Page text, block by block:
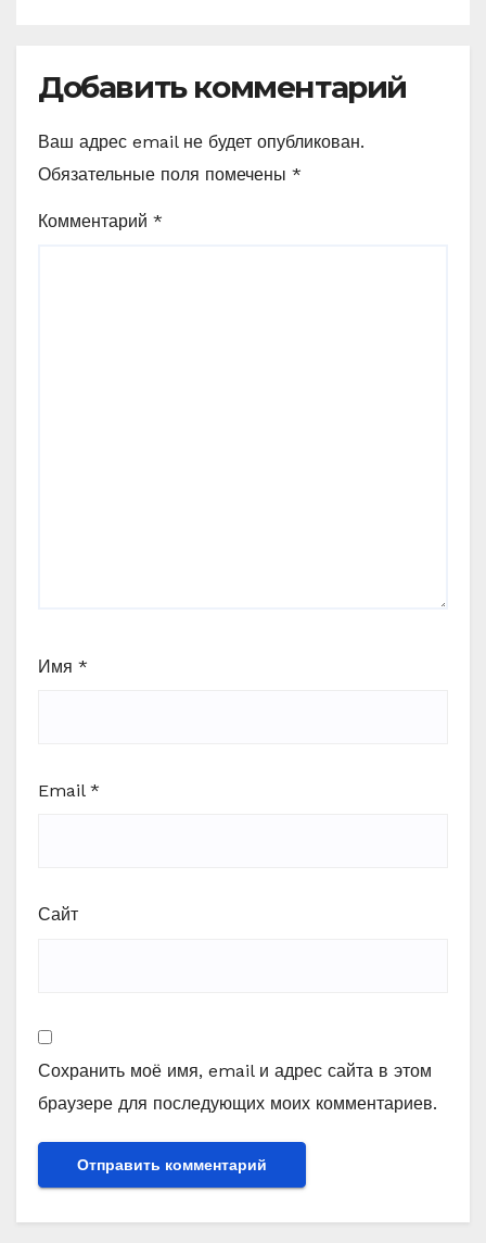
Добавить комментарий
Ваш адрес email не будет опубликован.
Обязательные поля помечены *
Комментарий *
Имя *
Email *
Сайт
Сохранить моё имя, email и адрес сайта в этом
браузере для последующих моих комментариев.